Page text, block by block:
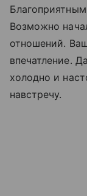
Возможно
отношений.
впечатление.
холодно и
навстречу.